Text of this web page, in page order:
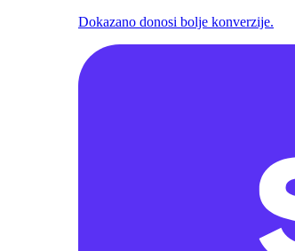
Dokazano donosi bolje konverzije.